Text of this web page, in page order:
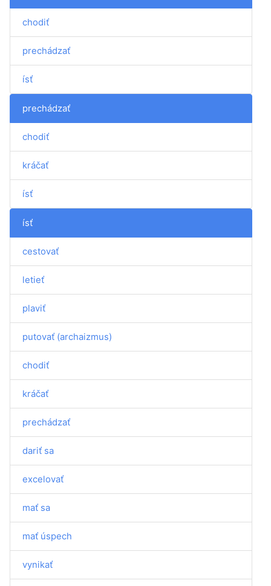
chodiť
prechádzať
ísť
prechádzať
chodiť
kráčať
ísť
ísť
cestovať
letieť
plaviť
putovať (archaizmus)
chodiť
kráčať
prechádzať
dariť sa
excelovať
mať sa
mať úspech
vynikať